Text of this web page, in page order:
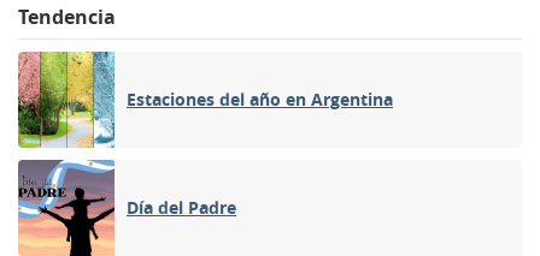
Tendencia
Estaciones del año en Argentina
Día del Padre